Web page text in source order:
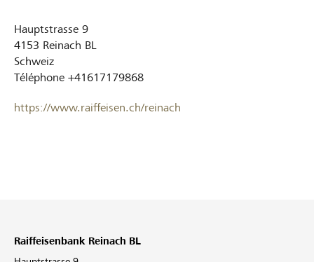
Hauptstrasse 9
4153 Reinach BL
Schweiz
Téléphone +41617179868
https://www.raiffeisen.ch/reinach
Raiffeisenbank Reinach BL